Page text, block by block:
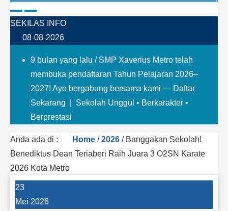
SEKILAS INFO
08-08-2026
9 bulan yang lalu / SMP Xaverius Metro telah
membuka pendaftaran Tahun Pelajaran 2026–
2027! Ayo bergabung bersama kami — Daftar
Sekarang | Sekolah Unggul • Berkarakter •
Berprestasi
Anda ada di : Home /2026 / Banggakan Sekolah!
Benediktus Dean Teriaberi Raih Juara 3 O2SN Karate
2026 Kota Metro
23
Mei 2026